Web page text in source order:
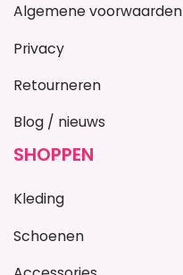
Algemene voorwaarden
Privacy
Retourneren
Blog / nieuws
SHOPPEN
Kleding
Schoenen